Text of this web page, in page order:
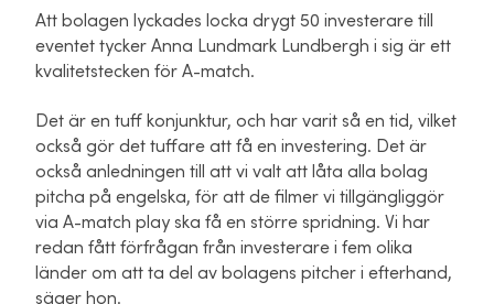
Att bolagen lyckades locka drygt 50 investerare till
eventet tycker Anna Lundmark Lundbergh i sig är ett
kvalitetstecken för A-match.
Det är en tuff konjunktur, och har varit så en tid, vilket
också gör det tuffare att få en investering. Det är
också anledningen till att vi valt att låta alla bolag
pitcha på engelska, för att de filmer vi tillgängliggör
via A-match play ska få en större spridning. Vi har
redan fått förfrågan från investerare i fem olika
länder om att ta del av bolagens pitcher i efterhand,
säger hon.